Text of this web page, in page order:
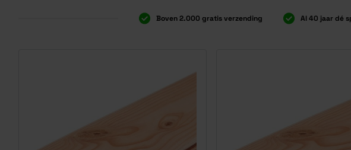
Boven 2.000 gratis verzending Al 40 jaar dé